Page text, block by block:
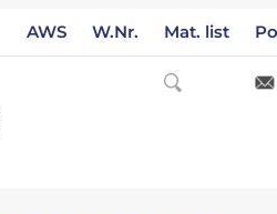
AWS W.Nr. Mat. list